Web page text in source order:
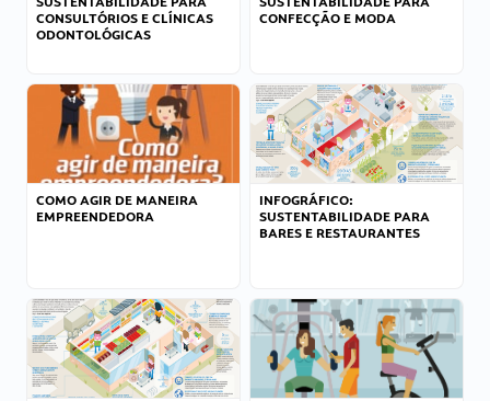
CONSULTÓRIOS E CLÍNICAS
ODONTOLÓGICAS
CONFECÇÃO E MODA
COMO AGIR DE MANEIRA
EMPREENDEDORA
INFOGRÁFICO:
SUSTENTABILIDADE PARA
BARES E RESTAURANTES